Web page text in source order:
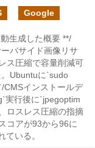
Google
生成した概要 **/
バサイド画像リサ
ス圧縮で容量削減可
Ubuntuに`sudo
CMSインストールデ
実行後に`jpegoptim
ロスレス圧縮の指摘
コアが93から96に
いる。